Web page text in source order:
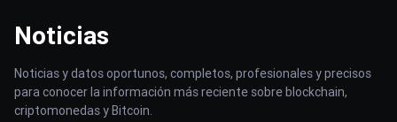
Noticias
Noticias y datos oportunos, completos, profesionales y precisos
para conocer la información más reciente sobre blockchain,
criptomonedas y Bitcoin.